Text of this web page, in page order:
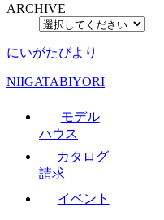
ARCHIVE
にいがたびより
NIIGATABIYORI
モデル
ハウス
カタログ
請求
イベント